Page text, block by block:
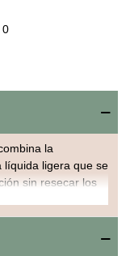
0
la
líquida ligera que se
sin resecar los
que realza la